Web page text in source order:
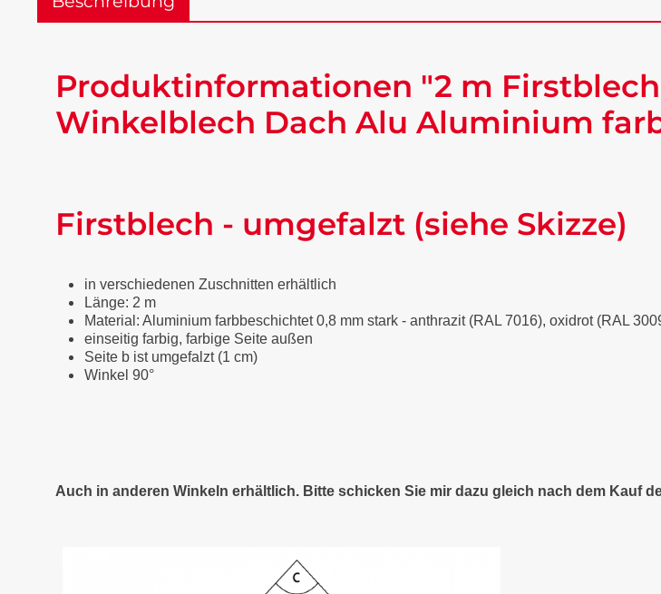
Produktinformationen "2 m
Winkelblech Dach Alu Aluminium
Firstblech - umgefalzt (siehe Skizze)
in verschiedenen Zuschnitten erhältlich
Länge: 2 m
Material: Aluminium farbbeschichtet 0,8 mm stark - anthrazit (RAL 7016), oxidrot (RAL
einseitig farbig, farbige Seite außen
Seite b ist umgefalzt (1 cm)
Winkel 90°
Auch in anderen Winkeln erhältlich. Bitte schicken Sie mir dazu gleich nach dem Kauf